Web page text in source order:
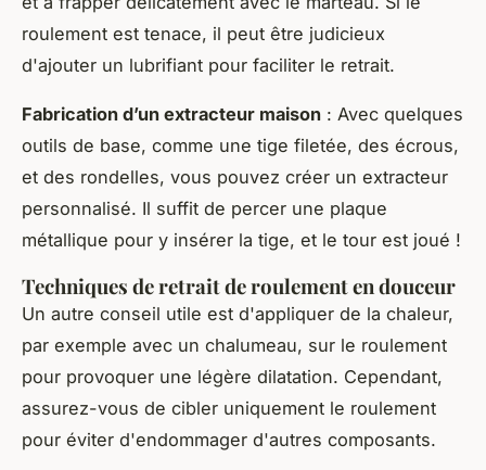
roulement est tenace, il peut être judicieux
d'ajouter un lubrifiant pour faciliter le retrait.
Fabrication d’un extracteur maison : Avec quelques
outils de base, comme une tige filetée, des écrous,
et des rondelles, vous pouvez créer un extracteur
personnalisé. Il suffit de percer une plaque
métallique pour y insérer la tige, et le tour est joué !
Techniques de retrait de roulement en douceur
Un autre conseil utile est d'appliquer de la chaleur,
par exemple avec un chalumeau, sur le roulement
pour provoquer une légère dilatation. Cependant,
assurez-vous de cibler uniquement le roulement
pour éviter d'endommager d'autres composants.